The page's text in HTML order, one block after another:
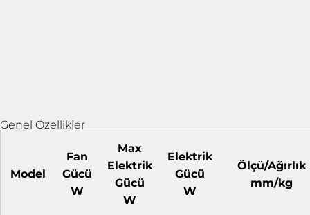
Genel Özellikler
Model
Fan
Gücü
W
Max
Elektrik
Gücü
W
Elektrik
Gücü
W
Ölçü/Ağırlık
mm/kg